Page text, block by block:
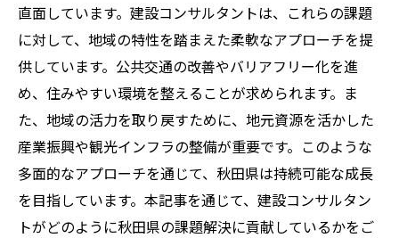
直面しています。建設コンサルタントは、これらの課題
に対して、地域の特性を踏まえた柔軟なアプローチを提
供しています。公共交通の改善やバリアフリー化を進
め、住みやすい環境を整えることが求められます。ま
た、地域の活力を取り戻すために、地元資源を活かした
産業振興や観光インフラの整備が重要です。このような
多面的なアプローチを通じて、秋田県は持続可能な成長
を目指しています。本記事を通じて、建設コンサルタン
トがどのように秋田県の課題解決に貢献しているかをご